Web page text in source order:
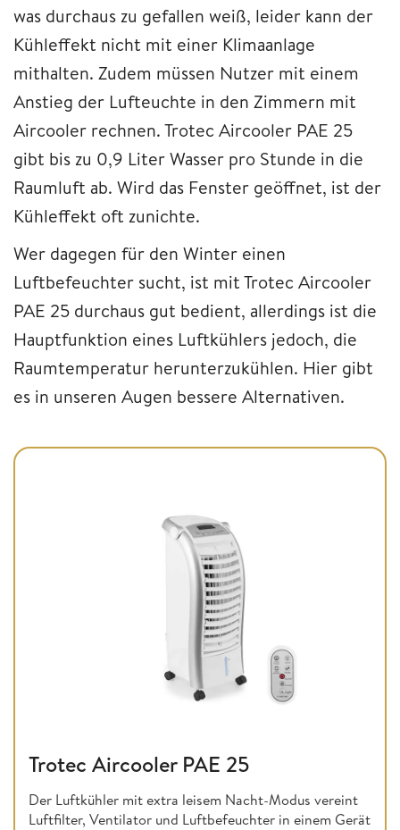
was durchaus zu gefallen weiß, leider kann der
Kühleffekt nicht mit einer Klimaanlage
mithalten. Zudem müssen Nutzer mit einem
Anstieg der Lufteuchte in den Zimmern mit
Aircooler rechnen. Trotec Aircooler PAE 25
gibt bis zu 0,9 Liter Wasser pro Stunde in die
Raumluft ab. Wird das Fenster geöffnet, ist der
Kühleffekt oft zunichte.
Wer dagegen für den Winter einen
Luftbefeuchter sucht, ist mit Trotec Aircooler
PAE 25 durchaus gut bedient, allerdings ist die
Hauptfunktion eines Luftkühlers jedoch, die
Raumtemperatur herunterzukühlen. Hier gibt
es in unseren Augen bessere Alternativen.
Trotec Aircooler PAE 25
Der Luftkühler mit extra leisem Nacht-Modus vereint
Luftfilter, Ventilator und Luftbefeuchter in einem Gerät